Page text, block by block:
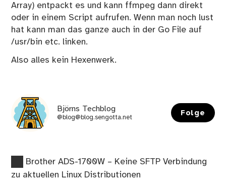
Array) entpackt es und kann ffmpeg dann direkt
oder in einem Script aufrufen. Wenn man noch lust
hat kann man das ganze auch in der Go File auf
/usr/bin etc. linken.
Also alles kein Hexenwerk.
Björns Techblog
@blog@blog.sengotta.net
Folge
Beitragsnavigation
Vorheriger
Beitrag:
Brother ADS-1700W – Keine SFTP Verbindung
zu aktuellen Linux Distributionen